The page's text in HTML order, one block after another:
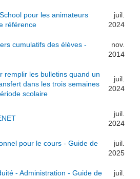
pour les animateurs
référence
juil.
2024
cumulatifs des élèves -
nov.
2014
remplir les bulletins quand un
dans les trois semaines
scolaire
juil.
2024
juil.
2024
pour le cours - Guide de
juil.
2025
- Administration - Guide de
juil.